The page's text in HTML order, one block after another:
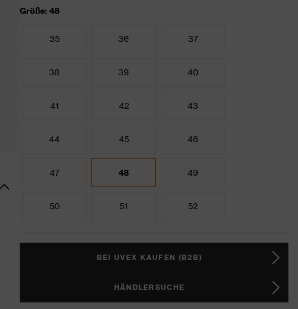
Größe: 48
35 36 37
38 39 40
41 42 43
44 45 46
47 48 49
50 51 52
BEI UVEX KAUFEN (B2B)
HÄNDLERSUCHE